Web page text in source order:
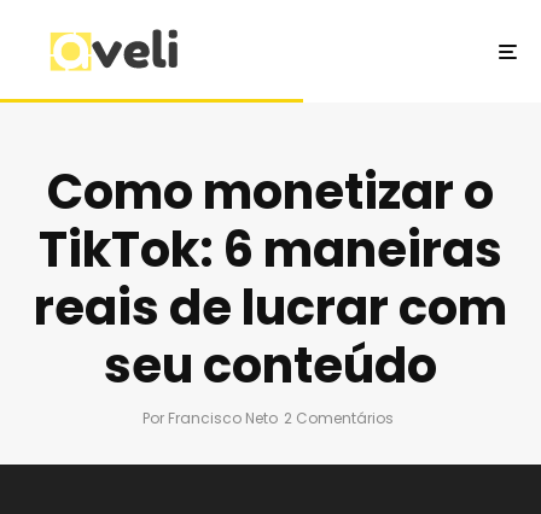
Como monetizar o
TikTok: 6 maneiras
reais de lucrar com
seu conteúdo
Por Francisco Neto 2 Comentários